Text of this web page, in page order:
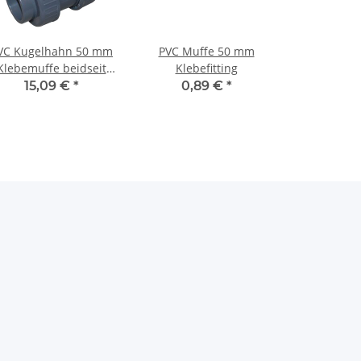
Kugelhahn 50 mm
beidseitig
mit
15,09 € *
PVC Muffe 50 mm
Klebefitting
0,89 € *